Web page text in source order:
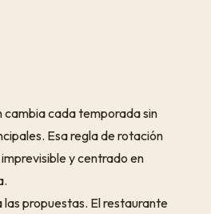
cambia cada temporada sin
Esa regla de rotación
y centrado en
propuestas. El restaurante